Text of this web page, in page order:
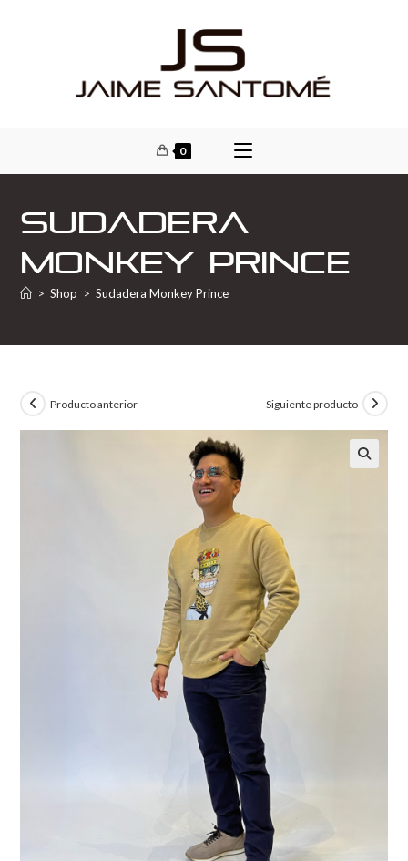
0
Sudadera
Monkey Prince
> Shop > Sudadera Monkey Prince
Producto anterior Siguiente producto